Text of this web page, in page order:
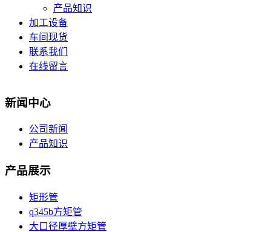
产品知识
加工设备
车间现货
联系我们
在线留言
新闻中心
公司新闻
产品知识
产品展示
矩形管
q345b方矩管
大口径厚壁方矩管